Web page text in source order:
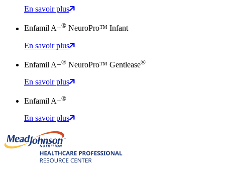
En savoir plus
Enfamil A+® NeuroPro™ Infant
En savoir plus
Enfamil A+® NeuroPro™ Gentlease®
En savoir plus
Enfamil A+®
En savoir plus